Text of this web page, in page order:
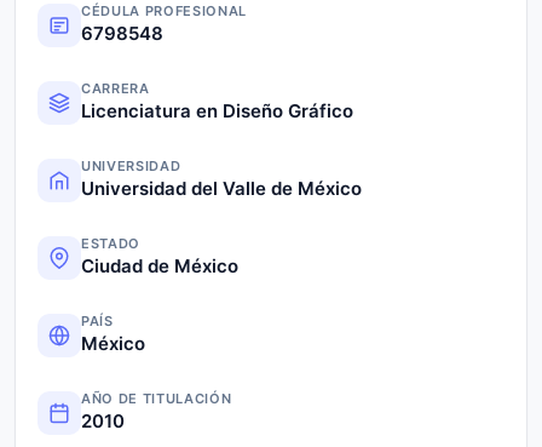
CÉDULA PROFESIONAL
6798548
CARRERA
Licenciatura en Diseño Gráfico
UNIVERSIDAD
Universidad del Valle de México
ESTADO
Ciudad de México
PAÍS
México
AÑO DE TITULACIÓN
2010